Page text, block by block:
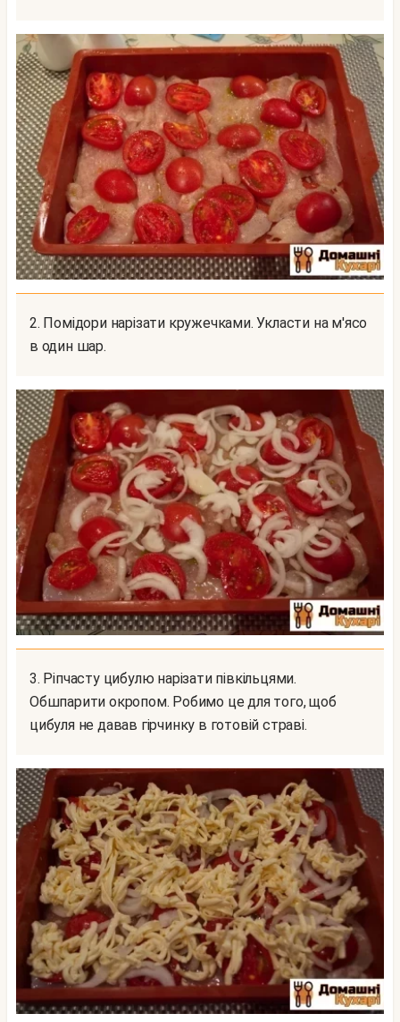
2. Помідори нарізати кружечками. Укласти на м'ясо
в один шар.
3. Ріпчасту цибулю нарізати півкільцями.
Обшпарити окропом. Робимо це для того, щоб
цибуля не давав гірчинку в готовій страві.